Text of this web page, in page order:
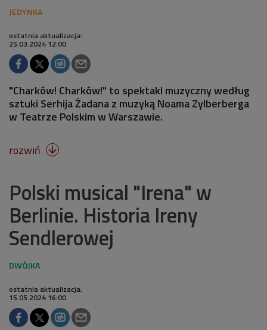
ostatnia aktualizacja:
25.03.2024 12:00
"Charków! Charków!" to spektakl muzyczny według
sztuki Serhija Żadana z muzyką Noama Zylberberga
w Teatrze Polskim w Warszawie.
rozwiń 
Polski musical "Irena" w
Berlinie. Historia Ireny
Sendlerowej
ostatnia aktualizacja:
15.05.2024 16:00